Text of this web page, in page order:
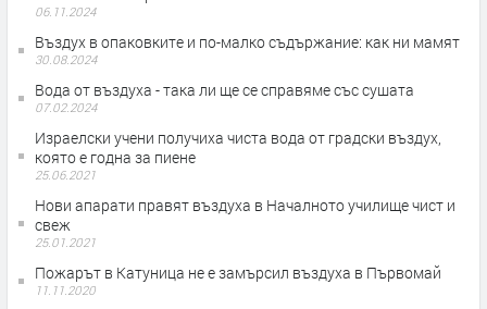
06.11.2024
Въздух в опаковките и по-малко съдържание: как ни мамят
30.08.2024
Вода от въздуха - тaка ли ще се справяме със сушата
07.02.2024
Израелски учени получиха чиста вода от градски въздух,
която е годна за пиене
25.06.2021
Нови апарати правят въздуха в Началното училище чист и
свеж
25.01.2021
Пожарът в Катуница не е замърсил въздуха в Първомай
11.11.2020